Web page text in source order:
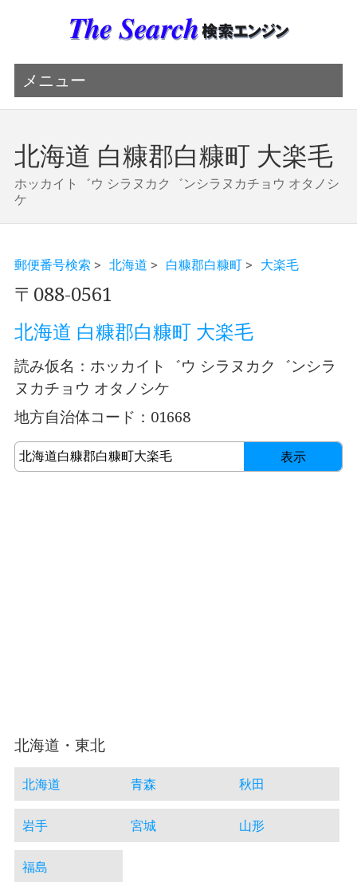
メニュー
北海道 白糠郡白糠町 大楽毛
ホッカイト゛ウ シラヌカク゛ンシラヌカチョウ オタノシ
ケ
郵便番号検索 > 北海道 > 白糠郡白糠町> 大楽毛
〒088-0561
北海道 白糠郡白糠町 大楽毛
読み仮名：ホッカイト゛ウ シラヌカク゛ンシラ
ヌカチョウ オタノシケ
地方自治体コード：01668
表示
北海道・東北
北海道 青森 秋田
岩手 宮城 山形
福島